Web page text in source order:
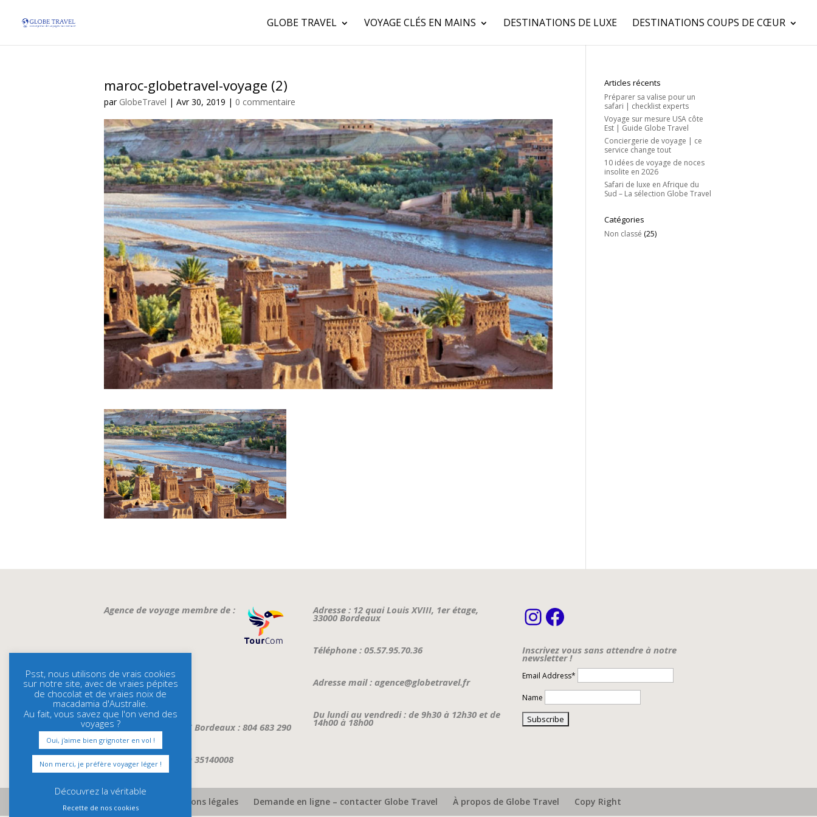
GLOBE TRAVEL VOYAGE CLÉS EN MAINS DESTINATIONS DE LUXE DESTINATIONS COUPS DE CŒUR
maroc-globetravel-voyage (2)
par GlobeTravel | Avr 30, 2019 | 0 commentaire
Articles récents
Préparer sa valise pour un
safari | checklist experts
Voyage sur mesure USA côte
Est | Guide Globe Travel
Conciergerie de voyage | ce
service change tout
10 idées de voyage de noces
insolite en 2026
Safari de luxe en Afrique du
Sud – La sélection Globe Travel
Catégories
Non classé (25)
Agence de voyage membre de :
Immatriculation RCS Bordeaux : 804 683 290
ATOUT FRANCE : IMO 35140008
Adresse : 12 quai Louis XVIII, 1er étage,
33000 Bordeaux
Téléphone : 05.57.95.70.36
Adresse mail : agence@globetravel.fr
Du lundi au vendredi : de 9h30 à 12h30 et de
14h00 à 18h00
Instagram
Facebook
Inscrivez vous sans attendre à notre
newsletter !
Email Address*
Name
Assurances et mentions légales Demande en ligne – contacter Globe Travel À propos de Globe Travel Copy Right
Psst, nous utilisons de vrais cookies
sur notre site, avec de vraies pépites
de chocolat et de vraies noix de
macadamia d'Australie.
Au fait, vous savez que l'on vend des
voyages ?
Oui, j'aime bien grignoter en vol !
Non merci, je préfère voyager léger !
Découvrez la véritable
Recette de nos cookies